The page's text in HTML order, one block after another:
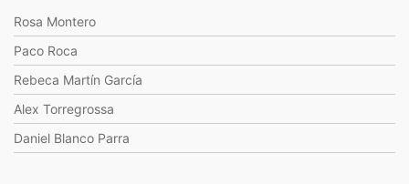
Rosa Montero
Paco Roca
Rebeca Martín García
Alex Torregrossa
Daniel Blanco Parra